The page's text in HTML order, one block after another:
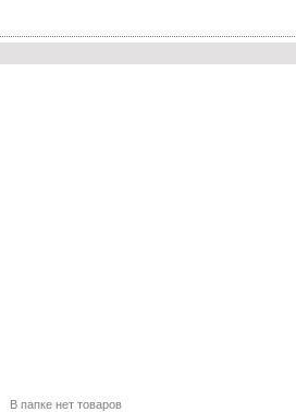
В папке нет товаров